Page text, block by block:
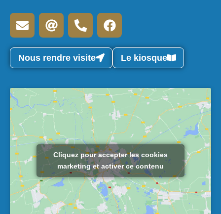
Nous rendre visite Le kiosque
Cliquez pour accepter les cookies
marketing et activer ce contenu